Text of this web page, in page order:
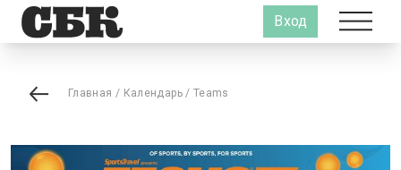
Вход
Главная / Календарь/ Teams